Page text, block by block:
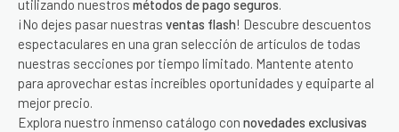
utilizando nuestros métodos de pago seguros.
¡No dejes pasar nuestras ventas flash! Descubre descuentos
espectaculares en una gran selección de artículos de todas
nuestras secciones por tiempo limitado. Mantente atento
para aprovechar estas increíbles oportunidades y equiparte al
mejor precio.
Explora nuestro inmenso catálogo con novedades exclusivas